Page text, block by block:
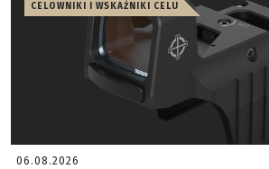
CELOWNIKI I WSKAŹNIKI CELU
06.08.2026